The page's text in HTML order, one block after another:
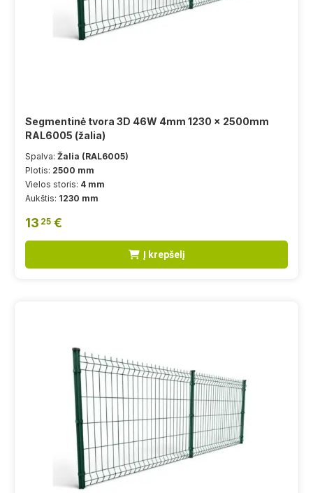
Segmentinė tvora 3D 46W 4mm 1230 x 2500mm
RAL6005 (žalia)
Spalva: Žalia (RAL6005)
Plotis: 2500 mm
Vielos storis: 4 mm
Aukštis: 1230 mm
13 25 €
Į krepšelį